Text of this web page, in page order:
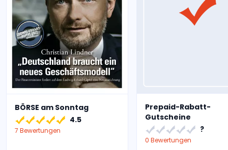
BÖRSE am Sonntag
4.5
7 Bewertungen
Prepaid-Rabatt-
Gutscheine
?
0 Bewertungen